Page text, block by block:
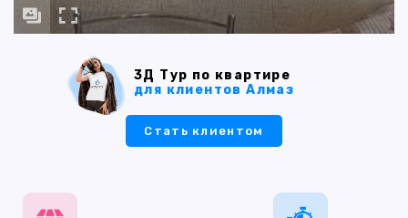
3Д Тур по квартире
для клиентов Алмаз
Стать клиентом